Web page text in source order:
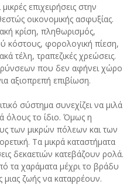
επιχειρήσεις στην
οικονομικής ασφυξίας.
κρίση, πληθωρισμός,
κόστους, φορολογική πίεση,
τέλη, τραπεζικές χρεώσεις.
που δεν αφήνει χώρο
αξιοπρεπή επιβίωση.
σύστημα συνεχίζει να μιλά
όλους το ίδιο. Όμως η
των μικρών πόλεων και των
Τα μικρά καταστήματα
δεκαετιών κατεβάζουν ρολά.
τα χαράματα μέχρι το βράδυ
ζωής να καταρρέουν.